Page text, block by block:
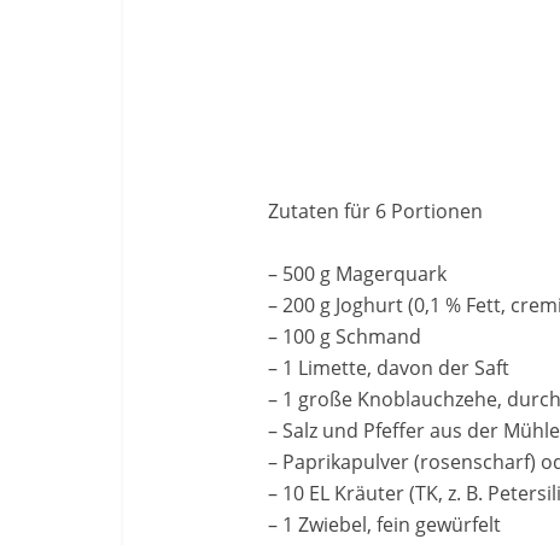
Zutaten für 6 Portionen
– 500 g Magerquark
– 200 g Joghurt (0,1 % Fett,
– 100 g Schmand
– 1 Limette, davon der Saft
– 1 große Knoblauchzehe,
– Salz und Pfeffer aus der Mühle
– Paprikapulver (rosenscharf)
– 10 EL Kräuter (TK, z. B.
– 1 Zwiebel, fein gewürfelt